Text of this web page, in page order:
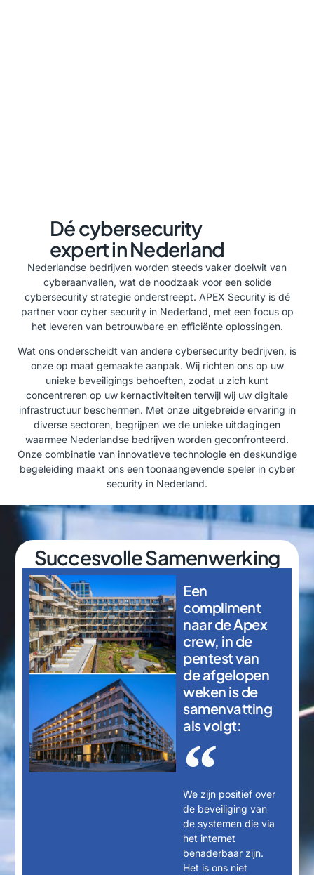
Dé cybersecurity
expert in Nederland
Nederlandse bedrijven worden steeds vaker doelwit van
cyberaanvallen, wat de noodzaak voor een solide
cybersecuritystrategie onderstreept. APEX Security is dé
partner voor cyber security in Nederland, met een focus op
het leveren van betrouwbare en efficiënte oplossingen.
Wat ons onderscheidt van andere cybersecurity bedrijven, is
onze op maat gemaakte aanpak. Wij richten ons op uw
unieke beveiligings behoeften, zodat u zich kunt
concentreren op uw kernactiviteiten terwijl wij uw digitale
infrastructuur beschermen. Met onze uitgebreide ervaring in
diverse sectoren, begrijpen we de unieke uitdagingen
waarmee Nederlandse bedrijven worden geconfronteerd.
Onze combinatie van innovatieve technologie en deskundige
begeleiding maakt ons een toonaangevende speler in cyber
security in Nederland.
Succesvolle Samenwerking
Een
compliment
naar de Apex
crew, in de
pentest van
de afgelopen
weken is de
samenvatting
als volgt:
We zijn positief over
de beveiliging van
de systemen die via
het internet
benaderbaar zijn.
Het is ons niet